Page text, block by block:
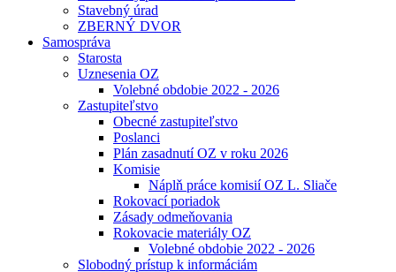
Stavebný úrad
ZBERNÝ DVOR
Samospráva
Starosta
Uznesenia OZ
Volebné obdobie 2022 - 2026
Zastupiteľstvo
Obecné zastupiteľstvo
Poslanci
Plán zasadnutí OZ v roku 2026
Komisie
Náplň práce komisií OZ L. Sliače
Rokovací poriadok
Zásady odmeňovania
Rokovacie materiály OZ
Volebné obdobie 2022 - 2026
Slobodný prístup k informáciám